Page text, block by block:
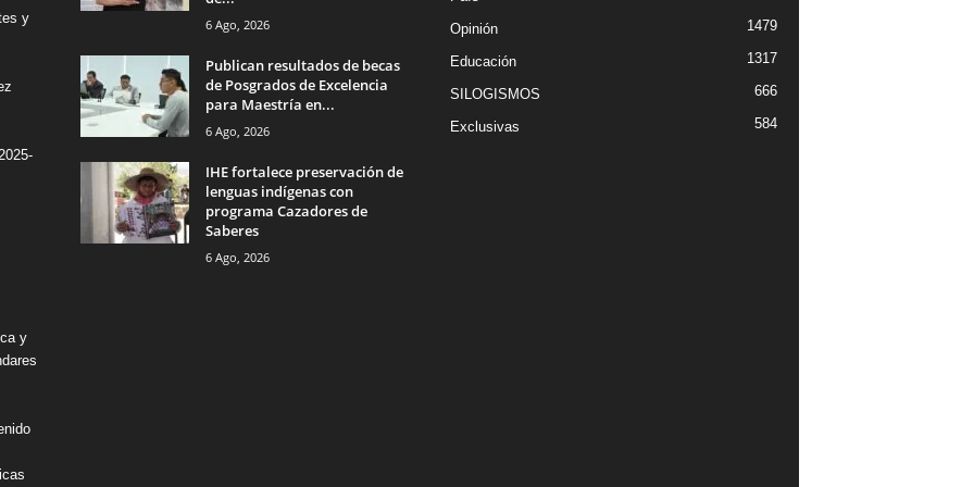
y
y
6 Ago, 2026
Publican resultados de becas
de Posgrados de Excelencia
para Maestría en...
6 Ago, 2026
IHE fortalece preservación de
lenguas indígenas con
programa Cazadores de
Saberes
6 Ago, 2026
Opinión 1479
Educación 1317
SILOGISMOS 666
Exclusivas 584